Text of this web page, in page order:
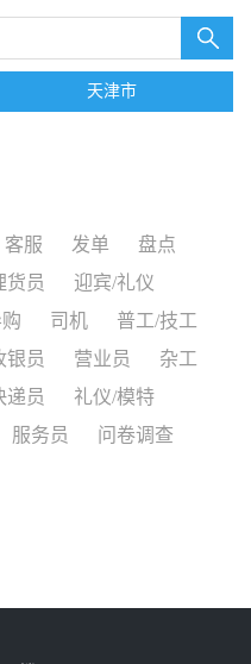
天津市
客服 发单
盘点
货员
迎宾/礼仪
司机
普工/技工
银员 营业员
杂工
递员
礼仪/模特
服务员
问卷调查